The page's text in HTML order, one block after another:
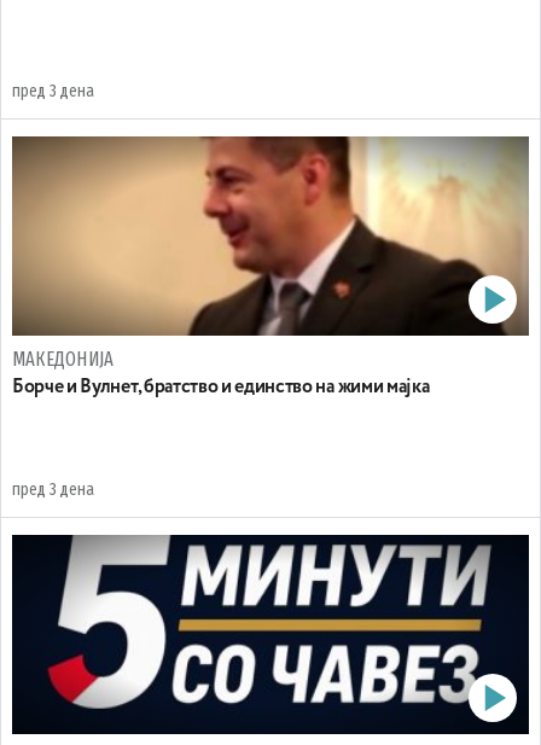
пред 3 дена
МАКЕДОНИЈА
Борче и Вулнет, братство и единство на жими мајка
пред 3 дена